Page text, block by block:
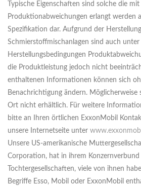
Typische Eigenschaften sind solche die
Produktionabweichungen erlangt werden
Spezifikation dar. Aufgrund der
Schmierstoffmischanlagen sind auch unter
Herstellungsbedingungen
die Produktleistung jedoch nicht
enthaltenen Informationen können sich
Benachrichtigung ändern. Möglicherweise
Ort nicht erhältlich. Für weitere
bitte an Ihren örtlichen ExxonMobil
unsere Internetseite unter
Unsere US-amerikanische
Corporation, hat in ihrem Konzernverbund
Tochtergesellschaften, viele von ihnen
Begriffe Esso, Mobil oder ExxonMobil